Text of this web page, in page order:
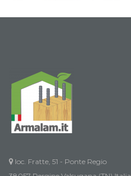
loc. Fratte, 51 - Ponte Regio